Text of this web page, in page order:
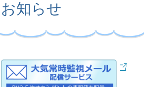
お知らせ